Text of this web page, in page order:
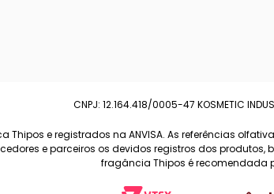
CNPJ: 12.164.418/0005-47 KOSMETIC
e registrados na ANVISA. As referências
e parceiros os devidos registros dos
fragância Thipos é recomendada